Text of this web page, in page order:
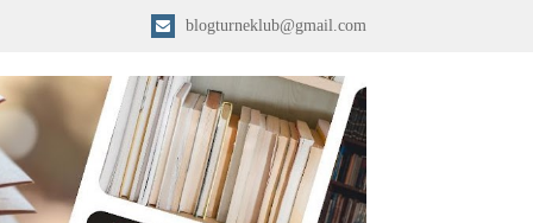
blogturneklub@gmail.com